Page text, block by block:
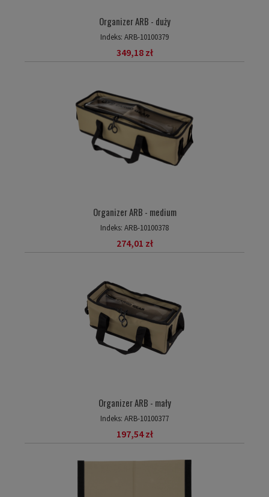
Organizer ARB - duży
Indeks: ARB-10100379
349,18 zł
Organizer ARB - medium
Indeks: ARB-10100378
274,01 zł
Organizer ARB - mały
Indeks: ARB-10100377
197,54 zł